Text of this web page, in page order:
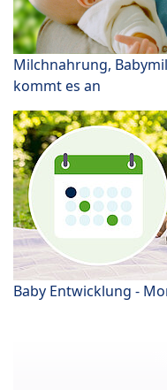
Milchnahrung,
kommt es an
Baby Entwicklung -